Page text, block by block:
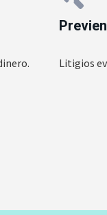
Litigios